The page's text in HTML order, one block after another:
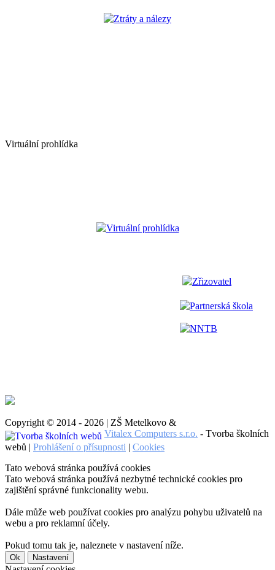
Ztráty a nálezy
Virtuální prohlídka
Virtuální prohlídka
Zřizovatel
Partnerská škola
NNTB
Copyright © 2014 - 2026 | ZŠ Metelkovo &
Vitalex Computers s.r.o. - Tvorba školních
webů | Prohlášení o přísupnosti | Cookies
Tato webová stránka používá cookies
Tato webová stránka používá nezbytné technické cookies pro
zajištění správné funkcionality webu.
Dále může web používat cookies pro analýzu pohybu uživatelů na
webu a pro reklamní účely.
Pokud tomu tak je, naleznete v nastavení níže.
Ok Nastavení